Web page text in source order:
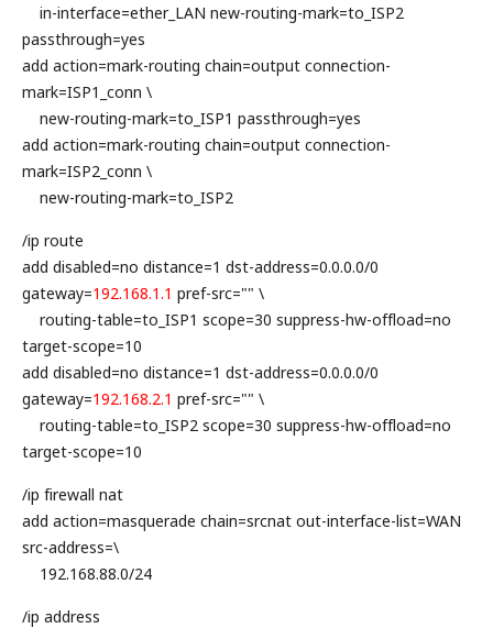
in-interface=ether_LAN new-routing-mark=to_ISP2
passthrough=yes
add action=mark-routing chain=output connection-
mark=ISP1_conn \
new-routing-mark=to_ISP1 passthrough=yes
add action=mark-routing chain=output connection-
mark=ISP2_conn \
new-routing-mark=to_ISP2
/ip route
add disabled=no distance=1 dst-address=0.0.0.0/0
gateway=192.168.1.1 pref-src="" \
routing-table=to_ISP1 scope=30 suppress-hw-offload=no
target-scope=10
add disabled=no distance=1 dst-address=0.0.0.0/0
gateway=192.168.2.1 pref-src="" \
routing-table=to_ISP2 scope=30 suppress-hw-offload=no
target-scope=10
/ip firewall nat
add action=masquerade chain=srcnat out-interface-list=WAN
src-address=\
192.168.88.0/24
/ip address